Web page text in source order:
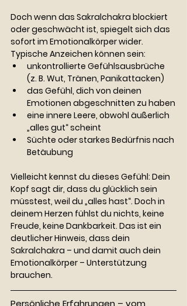
Doch wenn das Sakralchakra blockiert
oder geschwächt ist, spiegelt sich das
sofort im Emotionalkörper wider.
Typische Anzeichen können sein:
unkontrollierte Gefühlsausbrüche
(z. B. Wut, Tränen, Panikattacken)
das Gefühl, dich von deinen
Emotionen abgeschnitten zu haben
eine innere Leere, obwohl äußerlich
„alles gut“ scheint
Süchte oder starkes Bedürfnis nach
Betäubung
Vielleicht kennst du dieses Gefühl: Dein
Kopf sagt dir, dass du glücklich sein
müsstest, weil du „alles hast“. Doch in
deinem Herzen fühlst du nichts, keine
Freude, keine Dankbarkeit. Das ist ein
deutlicher Hinweis, dass dein
Sakralchakra – und damit auch dein
Emotionalkörper – Unterstützung
brauchen.
Persönliche Erfahrungen – vom